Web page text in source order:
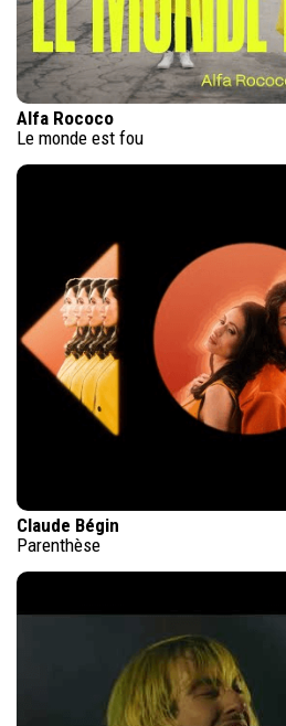
Alfa Rococo
Le monde est fou
Claude Bégin
Parenthèse